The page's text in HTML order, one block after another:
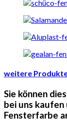
weitere
Sie können
bei uns kaufen
Fensterfarbe